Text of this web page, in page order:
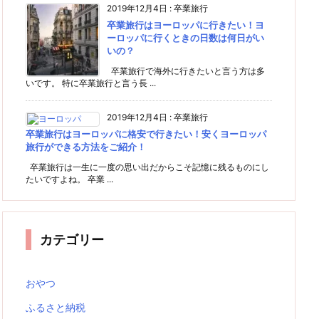
2019年12月4日 : 卒業旅行
卒業旅行はヨーロッパに行きたい！ヨ
ーロッパに行くときの日数は何日がい
いの？
卒業旅行で海外に行きたいと言う方は多
いです。 特に卒業旅行と言う長 ...
2019年12月4日 : 卒業旅行
卒業旅行はヨーロッパに格安で行きたい！安くヨーロッパ
旅行ができる方法をご紹介！
卒業旅行は一生に一度の思い出だからこそ記憶に残るものにし
たいですよね。 卒業 ...
カテゴリー
おやつ
ふるさと納税